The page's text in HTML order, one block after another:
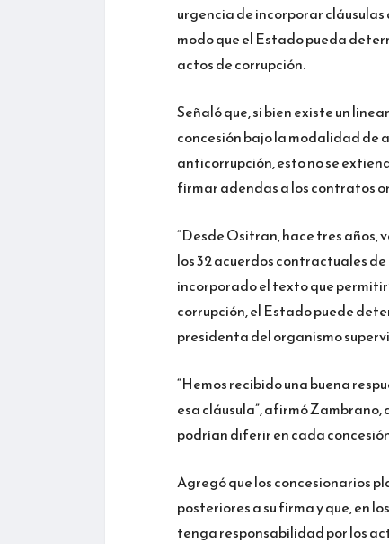
urgencia de incorporar
modo que el Estado pueda
actos de corrupción.
Señaló que, si bien existe un
concesión bajo la modalidad de
anticorrupción, esto no se
firmar adendas a los contratos
“Desde Ositran, hace tres años,
los 32 acuerdos contractuales
incorporado el texto que
corrupción, el Estado puede
presidenta del organismo
“Hemos recibido una buena
esa cláusula”, afirmó
podrían diferir en cada
Agregó que los concesionarios
posteriores a su firma y que, en
tenga responsabilidad por los